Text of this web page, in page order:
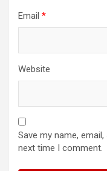
Email *
Website
Save my name,
next time I comment.